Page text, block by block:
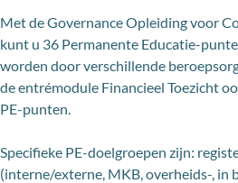
Met de Governance Opleiding voor
kunt u 36 Permanente Educatie-
worden door verschillende
de entrémodule Financieel Toezicht
PE-punten.
Specifieke PE-doelgroepen zijn:
(interne/externe, MKB, overheids-, in